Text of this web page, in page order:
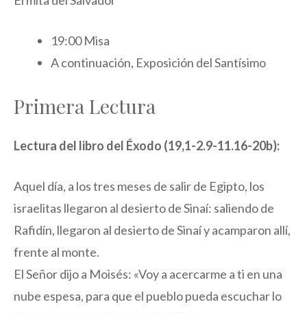
19:00 Misa
A continuación, Exposición del Santísimo
Primera Lectura
Lectura del libro del Éxodo (19,1-2.9-11.16-20b):
Aquel día, a los tres meses de salir de Egipto, los
israelitas llegaron al desierto de Sinaí: saliendo de
Rafidín, llegaron al desierto de Sinaí y acamparon allí,
frente al monte.
El Señor dijo a Moisés: «Voy a acercarme a ti en una
nube espesa, para que el pueblo pueda escuchar lo